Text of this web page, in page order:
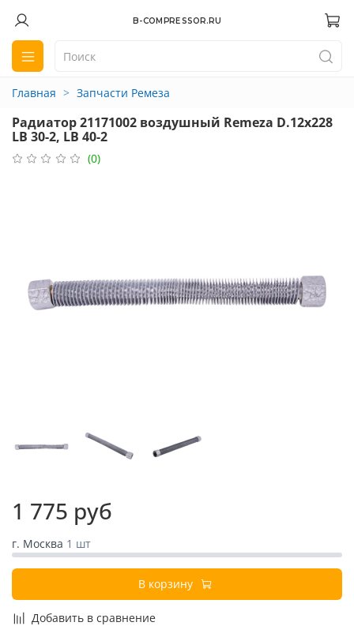
B-COMPRESSOR.RU
Главная Запчасти Ремеза
Радиатор 21171002 воздушный Remeza D.12x228
LB 30-2, LB 40-2
(0)
Добавить в сравнение
1 775 руб
г. Москва 1 шт
В корзину